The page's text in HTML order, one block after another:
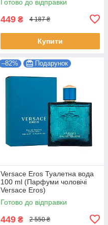
Готово до відправки
449 ₴ 4 187 ₴
Купити
–82% Подарунок
Versace Eros Туалетна вода
100 ml (Парфуми чоловічі
Versace Eros)
Готово до відправки
449 ₴ 2 550 ₴